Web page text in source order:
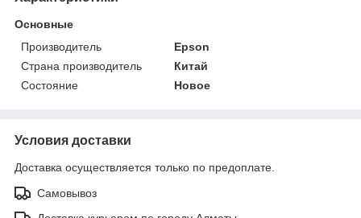
Основные
Производитель
Epson
Страна производитель
Китай
Состояние
Новое
Условия доставки
Доставка осуществляется только по предоплате.
Самовывоз